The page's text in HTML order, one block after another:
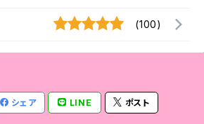
(100)
シェア LINE ポスト